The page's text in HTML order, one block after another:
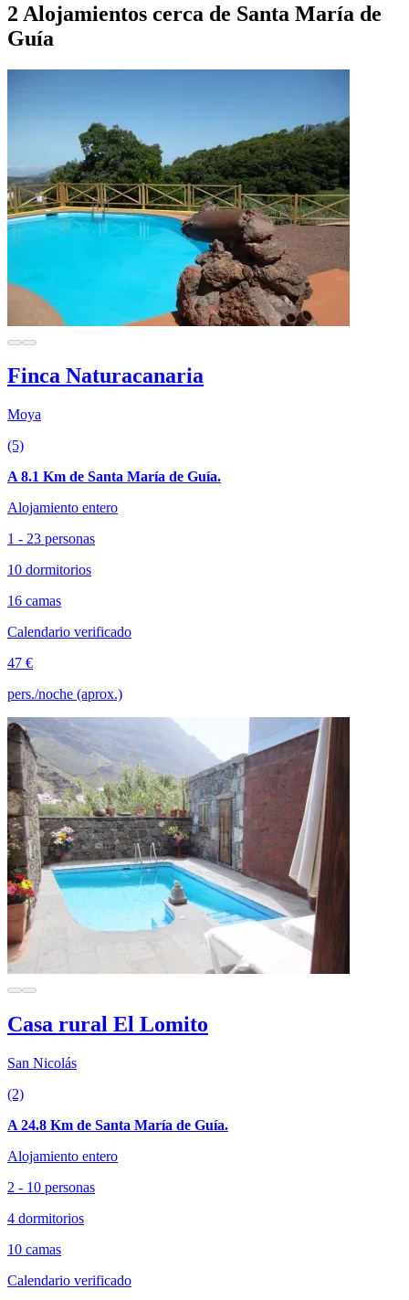
2 Alojamientos cerca de Santa María de
Guía
Finca Naturacanaria
Moya
(5)
A 8.1 Km de Santa María de Guía.
Alojamiento entero
1 - 23 personas
10 dormitorios
16 camas
Calendario verificado
47 €
pers./noche (aprox.)
Casa rural El Lomito
San Nicolás
(2)
A 24.8 Km de Santa María de Guía.
Alojamiento entero
2 - 10 personas
4 dormitorios
10 camas
Calendario verificado